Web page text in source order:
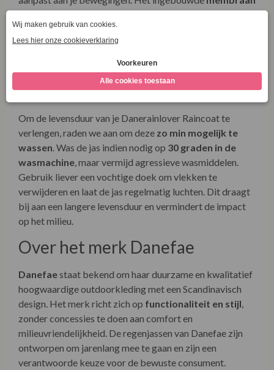
geen water kan binnendringen, terwijl de jas toch lucht
doorlaat voor optimaal draagcomfort.
Product Care Danerainlover
Raincoat Blue Purple
Om de levensduur van je Danerainlover Raincoat te
verlengen, raden we aan om deze zo min mogelijk te
wassen . Was de jas indien nodig op 30 graden in de
wasmachine , maar vermijd agressieve wasmiddelen.
Gebruik liever een vochtige doek om vlekken te
verwijderen en laat de jas regelmatig luchten. Dit draagt
bij aan een langere levensduur en vermindert de impact
op het milieu.
Over het merk Danefae
Danefaestaat bekend om haar duurzame en kwalitatief
hoogwaardige outdoorkleding met een Scandinavisch
design. Het merk richt zich op functionaliteit en stijl,
zonder concessies te doen aan comfort en
milieuvriendelijkheid. De regenjassen van Danefae zijn
ontworpen om jarenlang mee te gaan en zijn een
verantwoorde keuze voor de bewuste consument.